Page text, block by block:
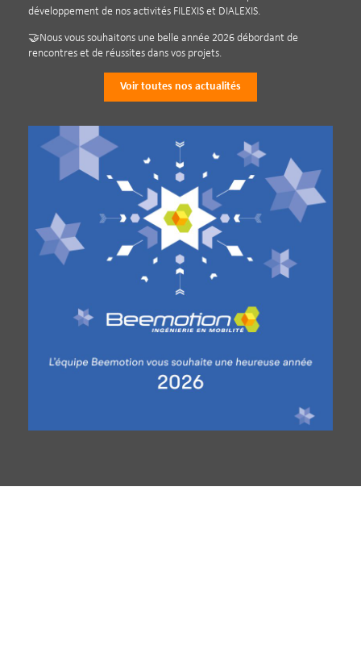
développement de nos activités FILEXIS et DIALEXIS.
🤝Nous vous souhaitons une belle année 2026 débordant de
rencontres et de réussites dans vos projets.
Voir toutes nos actualités